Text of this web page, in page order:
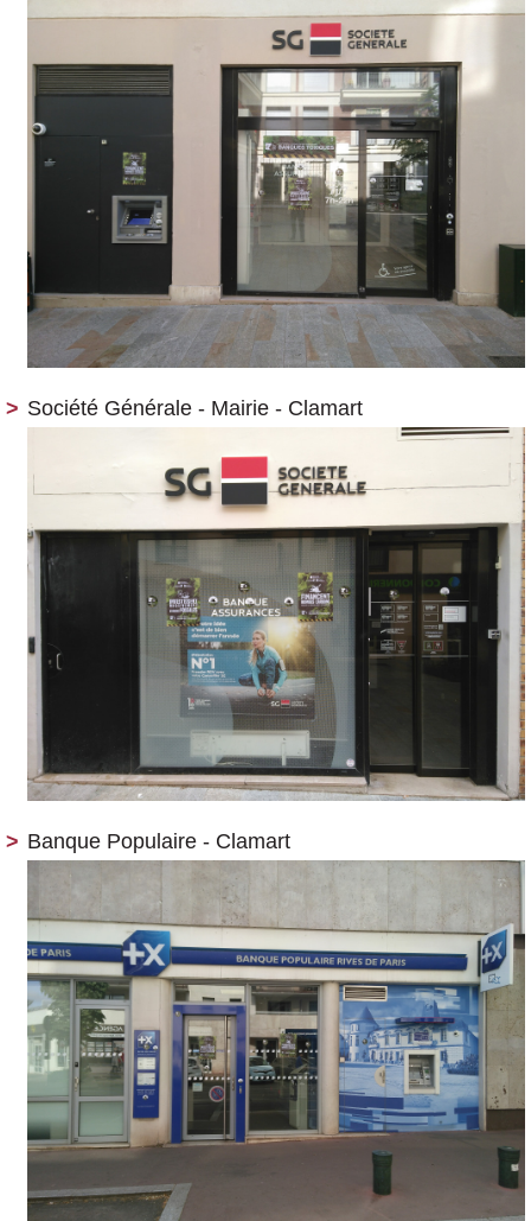
Société Générale - Mairie - Clamart
Banque Populaire - Clamart